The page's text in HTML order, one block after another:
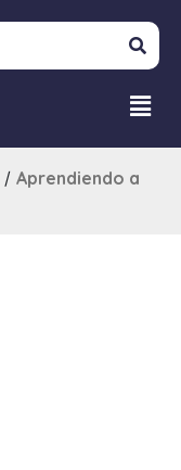
/ Aprendiendo a